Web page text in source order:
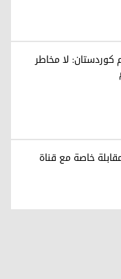
كوردستان: لا مخاطر
خاصة مع قناة